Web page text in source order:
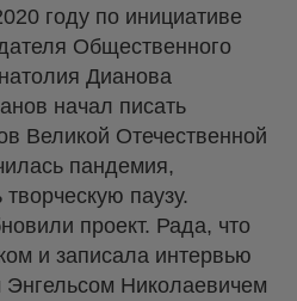
году по инициативе
Общественного
Дианова
начал писать
Великой Отечественной
пандемия,
паузу.
проект. Рада, что
и записала интервью
Энгельсом Николаевичем